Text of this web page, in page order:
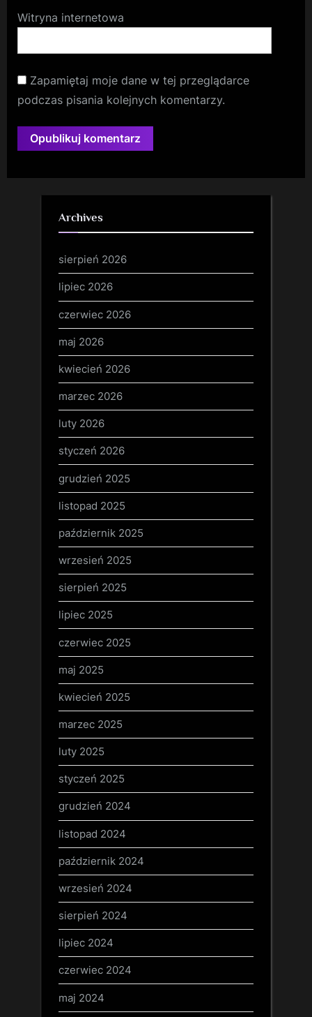
Witryna internetowa
Zapamiętaj moje dane w tej przeglądarce
podczas pisania kolejnych komentarzy.
Archives
sierpień 2026
lipiec 2026
czerwiec 2026
maj 2026
kwiecień 2026
marzec 2026
luty 2026
styczeń 2026
grudzień 2025
listopad 2025
październik 2025
wrzesień 2025
sierpień 2025
lipiec 2025
czerwiec 2025
maj 2025
kwiecień 2025
marzec 2025
luty 2025
styczeń 2025
grudzień 2024
listopad 2024
październik 2024
wrzesień 2024
sierpień 2024
lipiec 2024
czerwiec 2024
maj 2024